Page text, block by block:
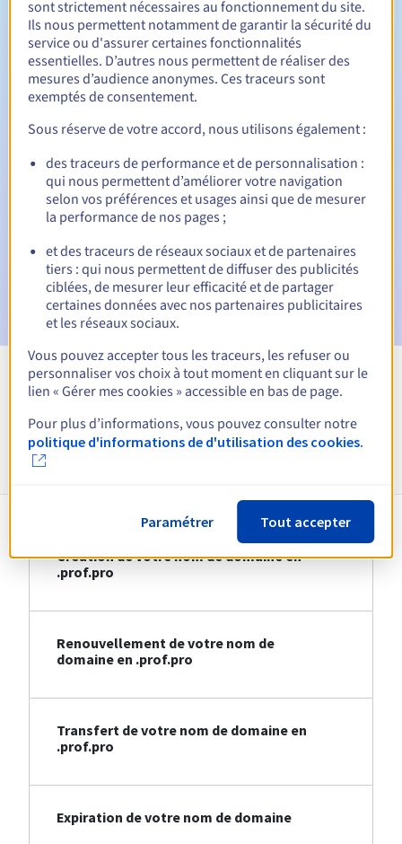
Période de rédemption 30 jours
Notifications automatiques :
Emails d'avertissement :60, 30, 15, 7 et 3 jours avant la
date d'échéance
E-mail le jour de l'expirationpour notification de la
E-mail après la Redemption Grace Periodpour
notification de la suppression du nom de domaine
Voir toutes les extensions
Informations sur le .prof.pro
Création de votre nom de domaine en
.prof.pro
Renouvellement de votre nom de
domaine en .prof.pro
Transfert de votre nom de domaine en
.prof.pro
Expiration de votre nom de domaine
sont strictement nécessaires au fonctionnement du site.
Ils nous permettent notamment de garantir la sécurité du
service ou d'assurer certaines fonctionnalités
essentielles. D’autres nous permettent de réaliser des
mesures d’audience anonymes. Ces traceurs sont
exemptés de consentement.
Sous réserve de votre accord, nous utilisons également :
des traceurs de performance et de personnalisation :
qui nous permettent d’améliorer votre navigation
selon vos préférences et usages ainsi que de mesurer
la performance de nos pages ;
et des traceurs de réseaux sociaux et de partenaires
tiers : qui nous permettent de diffuser des publicités
ciblées, de mesurer leur efficacité et de partager
certaines données avec nos partenaires publicitaires
et les réseaux sociaux.
Vous pouvez accepter tous les traceurs, les refuser ou
personnaliser vos choix à tout moment en cliquant sur le
lien « Gérer mes cookies » accessible en bas de page.
Pour plus d’informations, vous pouvez consulter notre
politique d'informations de d'utilisation des cookies.
Paramétrer Tout accepter